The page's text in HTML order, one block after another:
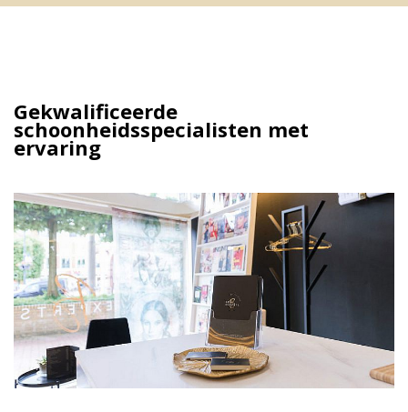
Gekwalificeerde
schoonheidsspecialisten met
ervaring